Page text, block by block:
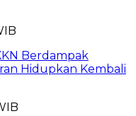
Berdampak
Hidupkan Kembali